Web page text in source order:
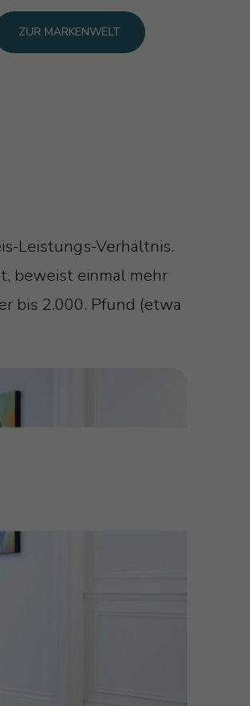
ZUR MARKENWELT
Leistungs-Verhältnis.
beweist einmal mehr
bis 2.000. Pfund (etwa